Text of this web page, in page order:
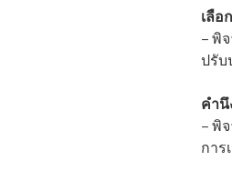
เลือ
– พิ
ปรับ
คำนึ
– พิ
การ